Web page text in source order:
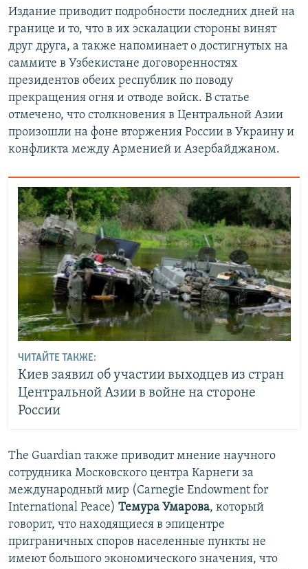
Издание приводит подробности последних дней на
границе и то, что в их эскалации стороны винят
друг друга, а также напоминает о достигнутых на
саммите в Узбекистане договоренностях
президентов обеих республик по поводу
прекращения огня и отводе войск. В статье
отмечено, что столкновения в Центральной Азии
произошли на фоне вторжения России в Украину и
конфликта между Арменией и Азербайджаном.
ЧИТАЙТЕ ТАКЖЕ:
Киев заявил об участии выходцев из стран
Центральной Азии в войне на стороне
России
The Guardian также приводит мнение научного
сотрудника Московского центра Карнеги за
международный мир (Carnegie Endowment for
International Peace) Темура Умарова, который
говорит, что находящиеся в эпицентре
приграничных споров населенные пункты не
имеют большого экономического значения, что